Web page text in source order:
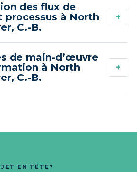
des flux de
processus à North
C.-B.
de main-d’œuvre
à North
C.-B.
EN TÊTE?